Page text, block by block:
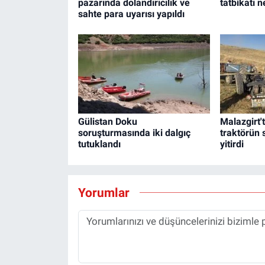
pazarında dolandırıcılık ve
sahte para uyarısı yapıldı
tatbikatı
Gülistan Doku
soruşturmasında iki dalgıç
tutuklandı
traktörün
yitirdi
Yorumlar